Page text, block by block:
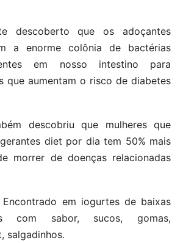
descoberto que os adoçantes
a enorme colônia de bactérias
em nosso intestino para
que aumentam o risco de diabetes
descobriu que mulheres que
diet por dia tem 50% mais
morrer de doenças relacionadas
Encontrado em iogurtes de baixas
com sabor, sucos, gomas,
salgadinhos.